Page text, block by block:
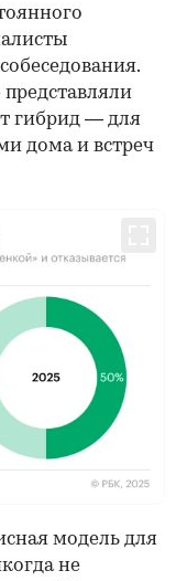
гибрид — для
дома и встреч
модель для
не